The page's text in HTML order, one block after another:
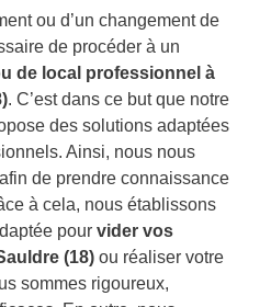
ou d’un changement de
de procéder à un
de local professionnel à
. C’est dans ce but que notre
des solutions adaptées
Ainsi, nous nous
de prendre connaissance
à cela, nous établissons
pour vider vos
(18) ou réaliser votre
sommes rigoureux,